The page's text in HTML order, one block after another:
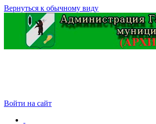
Вернуться к обычному виду
Войти на сайт